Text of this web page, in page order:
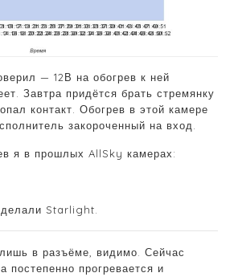
— 12В на обогрев к ней
Завтра придётся брать стремянку
контакт. Обогрев в этой камере
закороченный на вход.
я в прошлых AllSky камерах:
Starlight.
в разъёме, видимо. Сейчас
постепенно прогревается и